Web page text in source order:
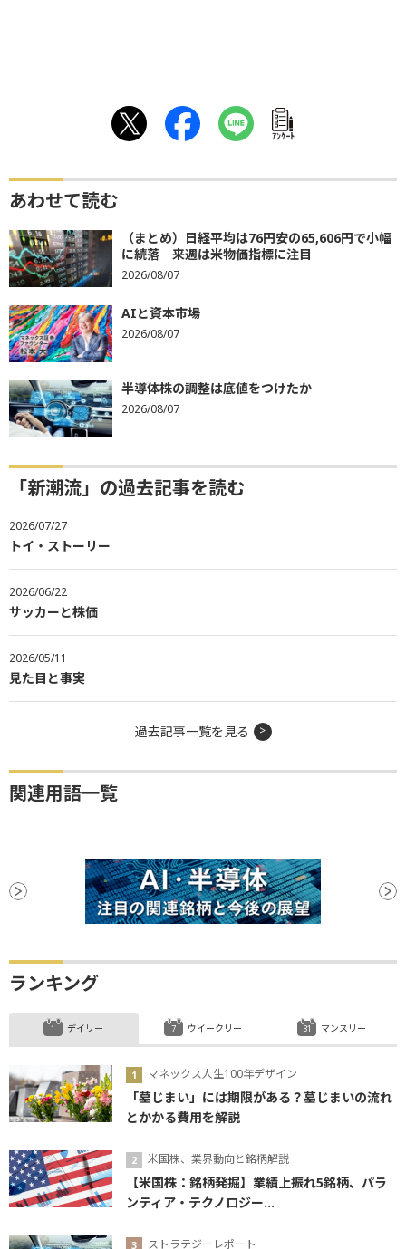
ｱﾝｹｰﾄ
あわせて読む
（まとめ）日経平均は76円安の65,606円で小幅
に続落 来週は米物価指標に注目
2026/08/07
AIと資本市場
2026/08/07
半導体株の調整は底値をつけたか
2026/08/07
「新潮流」の過去記事を読む
2026/07/27
トイ・ストーリー
2026/06/22
サッカーと株価
2026/05/11
見た目と事実
過去記事一覧を見る
関連用語一覧
ランキング
デイリー
マネックス人生100年デザイン
「墓じまい」には期限がある？墓じまいの流れ
とかかる費用を解説
米国株、業界動向と銘柄解説
【米国株：銘柄発掘】業績上振れ5銘柄、パラ
ンティア・テクノロジー...
ストラテジーレポート
ウイークリー マンスリー